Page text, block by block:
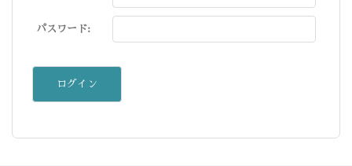
パスワード: